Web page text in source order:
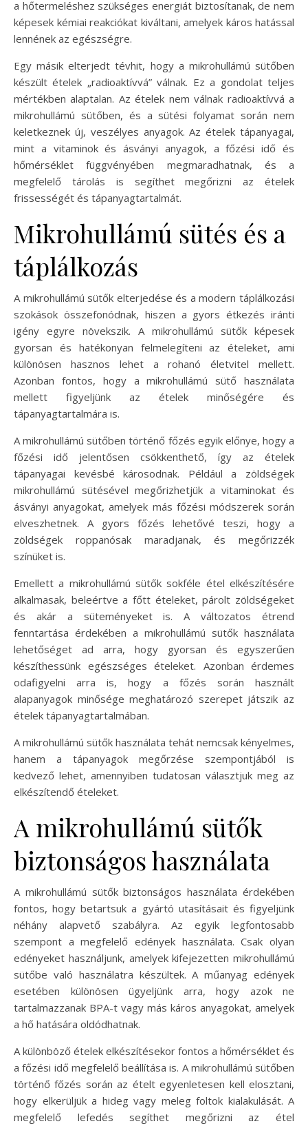
a hőtermeléshez szükséges energiát biztosítanak, de nem
képesek kémiai reakciókat kiváltani, amelyek káros hatással
lennének az egészségre.
Egy másik elterjedt tévhit, hogy a mikrohullámú sütőben
készült ételek „radioaktívvá” válnak. Ez a gondolat teljes
mértékben alaptalan. Az ételek nem válnak radioaktívvá a
mikrohullámú sütőben, és a sütési folyamat során nem
keletkeznek új, veszélyes anyagok. Az ételek tápanyagai,
mint a vitaminok és ásványi anyagok, a főzési idő és
hőmérséklet függvényében megmaradhatnak, és a
megfelelő tárolás is segíthet megőrizni az ételek
frissességét és tápanyagtartalmát.
Mikrohullámú sütés és a
táplálkozás
A mikrohullámú sütők elterjedése és a modern táplálkozási
szokások összefonódnak, hiszen a gyors étkezés iránti
igény egyre növekszik. A mikrohullámú sütők képesek
gyorsan és hatékonyan felmelegíteni az ételeket, ami
különösen hasznos lehet a rohanó életvitel mellett.
Azonban fontos, hogy a mikrohullámú sütő használata
mellett figyeljünk az ételek minőségére és
tápanyagtartalmára is.
A mikrohullámú sütőben történő főzés egyik előnye, hogy a
főzési idő jelentősen csökkenthető, így az ételek
tápanyagai kevésbé károsodnak. Például a zöldségek
mikrohullámú sütésével megőrizhetjük a vitaminokat és
ásványi anyagokat, amelyek más főzési módszerek során
elveszhetnek. A gyors főzés lehetővé teszi, hogy a
zöldségek roppanósak maradjanak, és megőrizzék
színüket is.
Emellett a mikrohullámú sütők sokféle étel elkészítésére
alkalmasak, beleértve a főtt ételeket, párolt zöldségeket
és akár a süteményeket is. A változatos étrend
fenntartása érdekében a mikrohullámú sütők használata
lehetőséget ad arra, hogy gyorsan és egyszerűen
készíthessünk egészséges ételeket. Azonban érdemes
odafigyelni arra is, hogy a főzés során használt
alapanyagok minősége meghatározó szerepet játszik az
ételek tápanyagtartalmában.
A mikrohullámú sütők használata tehát nemcsak kényelmes,
hanem a tápanyagok megőrzése szempontjából is
kedvező lehet, amennyiben tudatosan választjuk meg az
elkészítendő ételeket.
A mikrohullámú sütők
biztonságos használata
A mikrohullámú sütők biztonságos használata érdekében
fontos, hogy betartsuk a gyártó utasításait és figyeljünk
néhány alapvető szabályra. Az egyik legfontosabb
szempont a megfelelő edények használata. Csak olyan
edényeket használjunk, amelyek kifejezetten mikrohullámú
sütőbe való használatra készültek. A műanyag edények
esetében különösen ügyeljünk arra, hogy azok ne
tartalmazzanak BPA-t vagy más káros anyagokat, amelyek
a hő hatására oldódhatnak.
A különböző ételek elkészítésekor fontos a hőmérséklet és
a főzési idő megfelelő beállítása is. A mikrohullámú sütőben
történő főzés során az ételt egyenletesen kell elosztani,
hogy elkerüljük a hideg vagy meleg foltok kialakulását. A
megfelelő lefedés segíthet megőrizni az étel